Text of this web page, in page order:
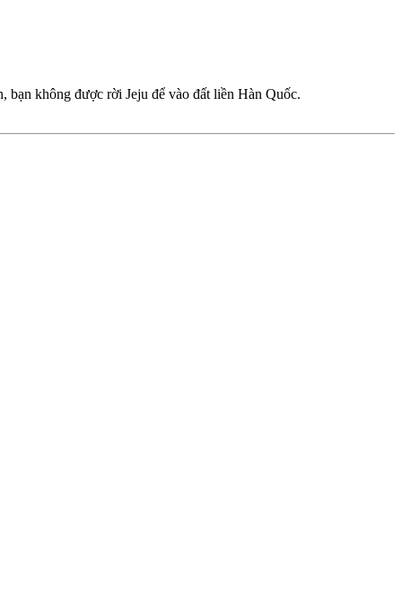
bạn không được rời Jeju để vào đất liền Hàn Quốc.